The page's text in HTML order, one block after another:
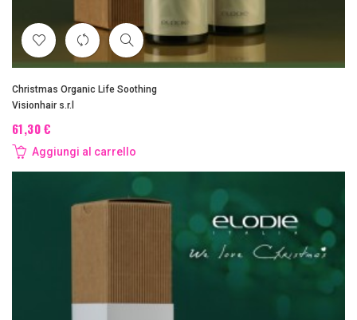
Christmas Organic Life Soothing
Visionhair s.r.l
61,30 €
Aggiungi al carrello